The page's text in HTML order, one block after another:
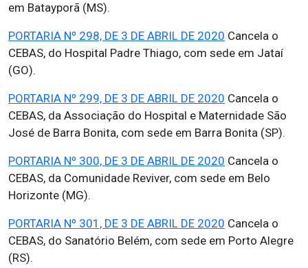
em Batayporã (MS).
PORTARIA Nº 298, DE 3 DE ABRIL DE 2020 Cancela o
CEBAS, do Hospital Padre Thiago, com sede em Jataí
(GO).
PORTARIA Nº 299, DE 3 DE ABRIL DE 2020 Cancela o
CEBAS, da Associação do Hospital e Maternidade São
José de Barra Bonita, com sede em Barra Bonita (SP).
PORTARIA Nº 300, DE 3 DE ABRIL DE 2020 Cancela o
CEBAS, da Comunidade Reviver, com sede em Belo
Horizonte (MG).
PORTARIA Nº 301, DE 3 DE ABRIL DE 2020 Cancela o
CEBAS, do Sanatório Belém, com sede em Porto Alegre
(RS).